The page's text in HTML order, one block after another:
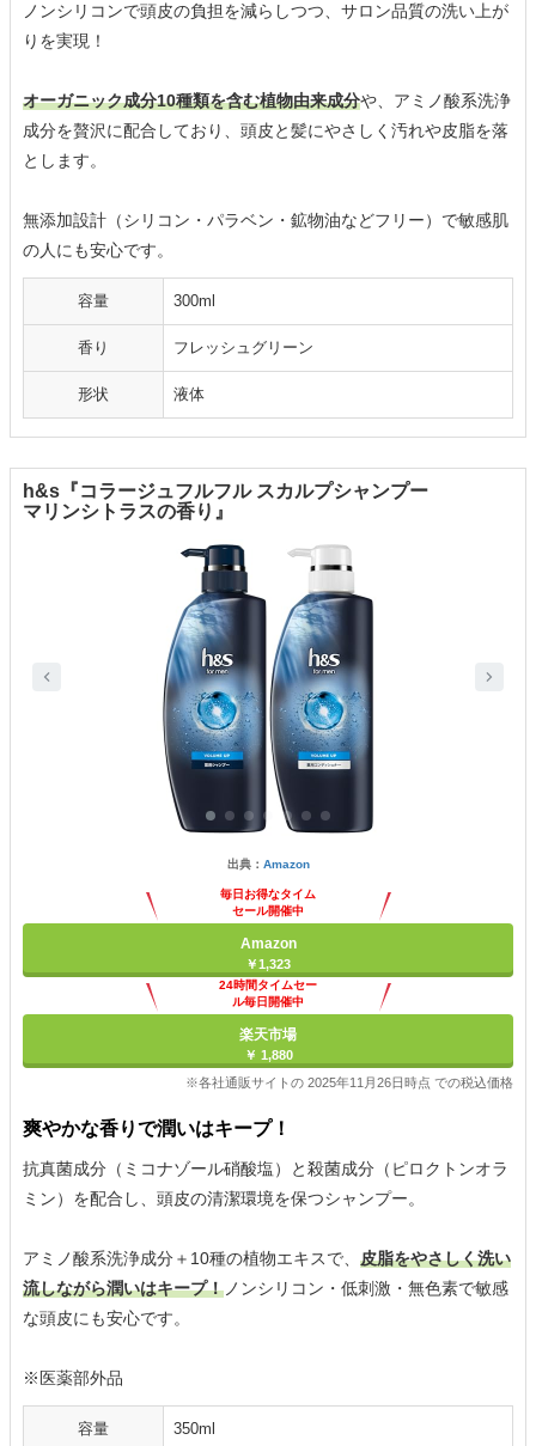
ノンシリコンで頭皮の負担を減らしつつ、サロン品質の洗い上が
りを実現！
オーガニック成分10種類を含む植物由来成分や、アミノ酸系洗浄
成分を贅沢に配合しており、頭皮と髪にやさしく汚れや皮脂を落
とします。
無添加設計（シリコン・パラベン・鉱物油などフリー）で敏感肌
の人にも安心です。
容量 300ml
香り フレッシュグリーン
形状 液体
h&s『コラージュフルフル スカルプシャンプー
マリンシトラスの香り』
出典： Amazon
毎日お得なタイム
セール開催中
Amazon
￥1,323
24時間タイムセー
ル毎日開催中
楽天市場
￥ 1,880
※各社通販サイトの 2025年11月26日時点 での税込価格
爽やかな香りで潤いはキープ！
抗真菌成分（ミコナゾール硝酸塩）と殺菌成分（ピロクトンオラ
ミン）を配合し、頭皮の清潔環境を保つシャンプー。
アミノ酸系洗浄成分＋10種の植物エキスで、 皮脂をやさしく洗い
流しながら潤いはキープ！ノンシリコン・低刺激・無色素で敏感
な頭皮にも安心です。
※医薬部外品
容量 350ml